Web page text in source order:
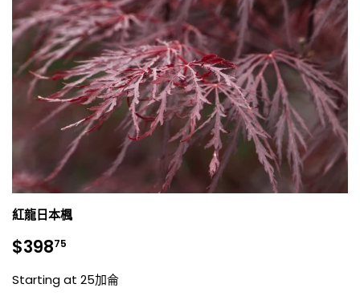
紅龍日本楓
銷
售
價
$39875
Starting at 25加侖